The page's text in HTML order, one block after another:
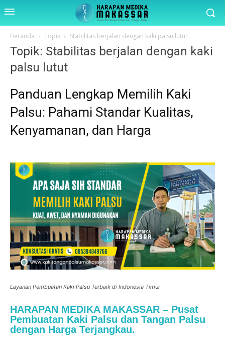
Beranda Topik Stabilitas berjalan dengan kaki palsu lutut
Topik: Stabilitas berjalan dengan kaki
palsu lutut
Panduan Lengkap Memilih Kaki
Palsu: Pahami Standar Kualitas,
Kenyamanan, dan Harga
Layanan Pembuatan Kaki Palsu Terbaik di Indonesia Timur
HARAPAN MEDIKA MAKASSAR – Pusat
Pembuatan Kaki Palsu dan Tangan Palsu
dengan Harga Terjangkau.